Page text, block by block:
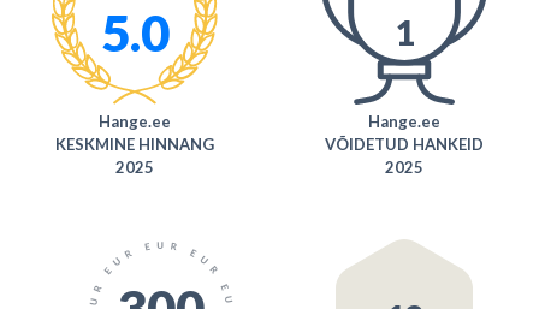
5.0
Hange.ee
KESKMINE HINNANG
2025
1
Hange.ee
VÕIDETUD HANKEID
2025